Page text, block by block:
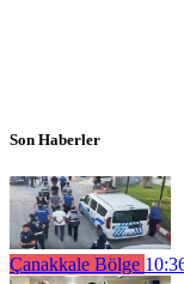
Son Haberler
Çanakkale Bölge